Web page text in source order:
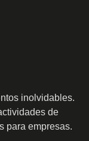
inolvidables.
de
para empresas.